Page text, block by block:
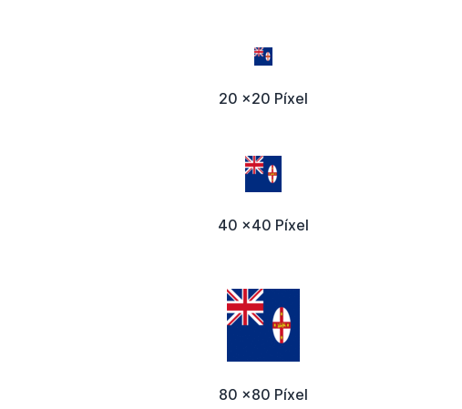
20 x20 Píxel
40 x40 Píxel
80 x80 Píxel